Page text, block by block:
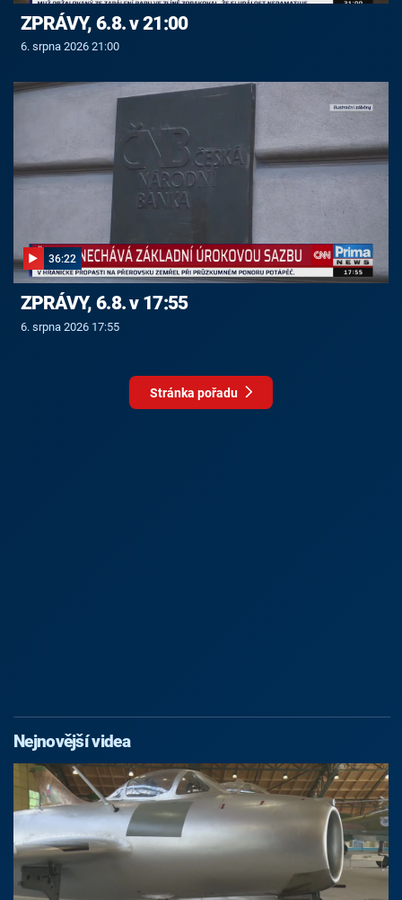
ZPRÁVY, 6.8. v 21:00
6. srpna 2026 21:00
36:22
ZPRÁVY, 6.8. v 17:55
6. srpna 2026 17:55
Stránka pořadu
Nejnovější videa